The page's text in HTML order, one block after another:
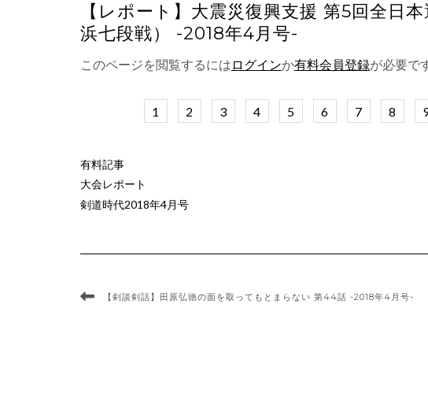
【レポート】大震災復興支援 第5回全日
浜七段戦） -2018年4月号-
このページを閲覧するには ログインか有料会員登録が必要で
1 2 3 4 5 6 7 8
有料記事
大会レポート
剣道時代2018年4月号
【剣談剣話】田原弘徳の面を取ってもとまらない 第44話 -2018年4月号-